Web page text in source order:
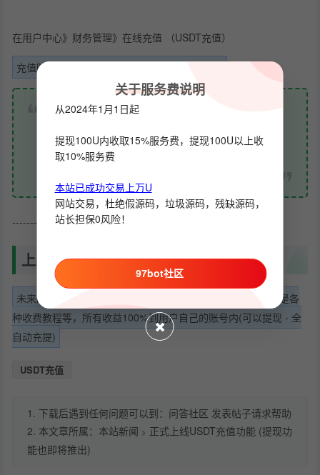
在用户中心》财务管理》在线充值 （USDT充值）
充值时可使用USDT支付，也可以使用TRX支付
后续将支持提现功能
未来所有用户将可以发布任何机器人源代码 以及成
品，甚至是各种收费教程等，所有收益100%到用户
---------------
上线充值 提现功能的作用？
未来所有用户将可以发布任何机器人源代码 以及成品，甚至是各
种收费教程等，所有收益100%到用户自己的账号内(可以提现 - 全
自动充提)
USDT充值
1. 下载后遇到任何问题可以到：问答社区 发表帖子请求帮助
2. 本文章所属： 本站新闻 > 正式上线USDT充值功能 (提现功
能也即将推出)
关于服务费说明
从2024年1月1日起
提现100U内收取15%服务费，提现100U以上收
取10%服务费
本站已成功交易上万U
网站交易，杜绝假源码，垃圾源码，残缺源码，
站长担保0风险！
97bot社区